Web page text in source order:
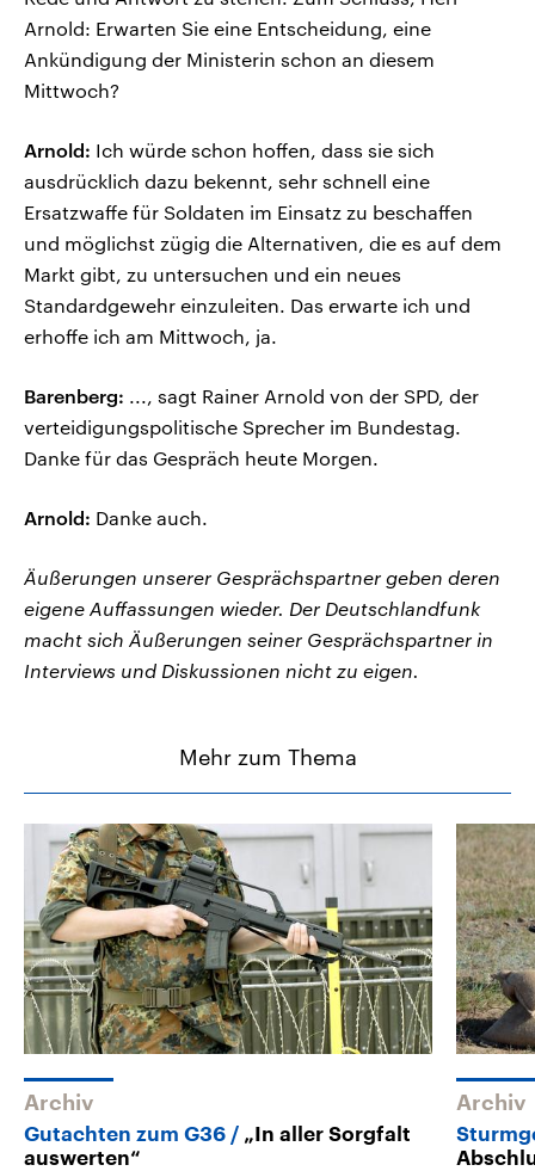
Arnold: Erwarten Sie eine Entscheidung, eine
Ankündigung der Ministerin schon an diesem
Mittwoch?
Arnold: Ich würde schon hoffen, dass sie sich
ausdrücklich dazu bekennt, sehr schnell eine
Ersatzwaffe für Soldaten im Einsatz zu beschaffen
und möglichst zügig die Alternativen, die es auf dem
Markt gibt, zu untersuchen und ein neues
Standardgewehr einzuleiten. Das erwarte ich und
erhoffe ich am Mittwoch, ja.
Barenberg: ..., sagt Rainer Arnold von der SPD, der
verteidigungspolitische Sprecher im Bundestag.
Danke für das Gespräch heute Morgen.
Arnold: Danke auch.
Äußerungen unserer Gesprächspartner geben deren
eigene Auffassungen wieder. Der Deutschlandfunk
macht sich Äußerungen seiner Gesprächspartner in
Interviews und Diskussionen nicht zu eigen.
Mehr zum Thema
Archiv
Gutachten zum G36
„In aller Sorgfalt
auswerten“
Archiv